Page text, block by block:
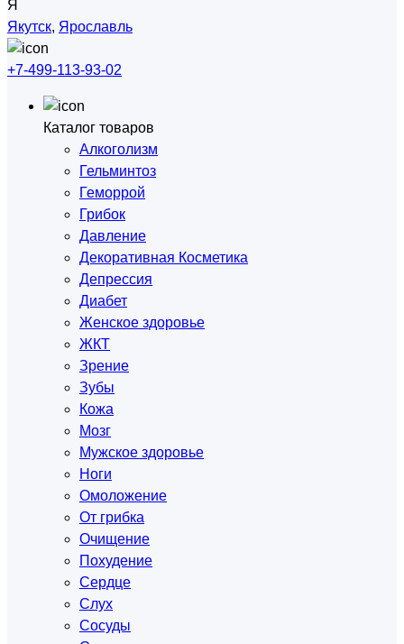
Я
Якутск, Ярославль
+7-499-113-93-02
Каталог товаров
Алкоголизм
Гельминтоз
Геморрой
Грибок
Давление
Декоративная Косметика
Депрессия
Диабет
Женское здоровье
ЖКТ
Зрение
Зубы
Кожа
Мозг
Мужское здоровье
Ноги
Омоложение
От грибка
Очищение
Похудение
Сердце
Слух
Сосуды